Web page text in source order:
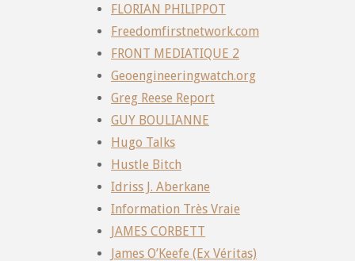
FLORIAN PHILIPPOT
Freedomfirstnetwork.com
FRONT MEDIATIQUE 2
Geoengineeringwatch.org
Greg Reese Report
GUY BOULIANNE
Hugo Talks
Hustle Bitch
Idriss J. Aberkane
Information Très Vraie
JAMES CORBETT
James O’Keefe (Ex Véritas)